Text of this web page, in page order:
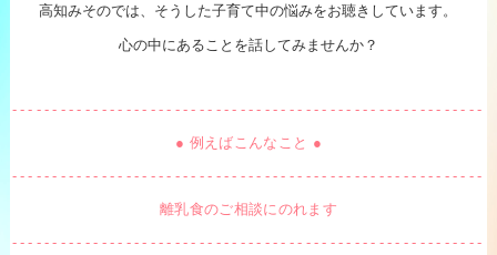
高知みそのでは、そうした子育て中の悩みをお聴きしています。
心の中にあることを話してみませんか？
● 例えばこんなこと ●
離乳食のご相談にのれます